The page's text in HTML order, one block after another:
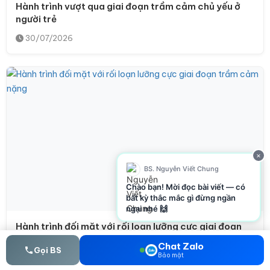
Hành trình vượt qua giai đoạn trầm cảm chủ yếu ở
người trẻ
30/07/2026
Hành trình đối mặt với rối loạn lưỡng cực giai đoạn
trầm cảm nặng
29/07/2026
×
BS. Nguyễn Viết Chung
Chào bạn! Mời đọc bài viết — có
bất kỳ thắc mắc gì đừng ngần
ngại nhé 🙌
Gọi BS Chat Zalo
Bảo mật